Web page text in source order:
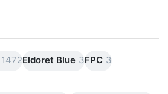
1472Eldoret Blue 3FPC 3